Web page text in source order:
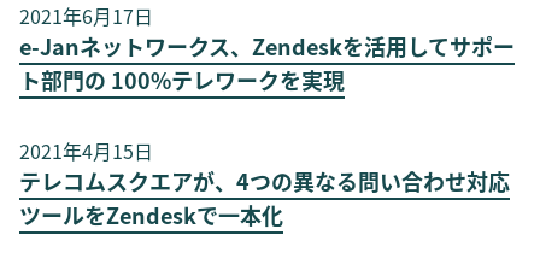
2021年6月17日
e-Janネットワークス、Zendeskを活用してサポー
ト部門の 100%テレワークを実現
2021年4月15日
テレコムスクエアが、4つの異なる問い合わせ対応
ツールをZendeskで一本化